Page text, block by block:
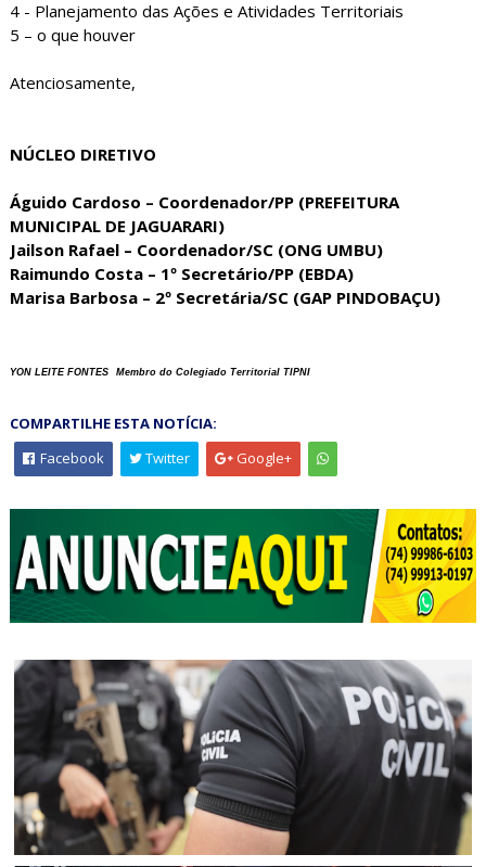
4 - Planejamento das Ações e Atividades Territoriais
5 – o que houver
Atenciosamente,
NÚCLEO DIRETIVO
Águido Cardoso – Coordenador/PP (PREFEITURA
MUNICIPAL DE JAGUARARI)
Jailson Rafael – Coordenador/SC (ONG UMBU)
Raimundo Costa – 1º Secretário/PP (EBDA)
Marisa Barbosa – 2º Secretária/SC (GAP PINDOBAÇU)
YON LEITE FONTES Membro do Colegiado Territorial TIPNI
COMPARTILHE ESTA NOTÍCIA:
Facebook
Twitter Google+